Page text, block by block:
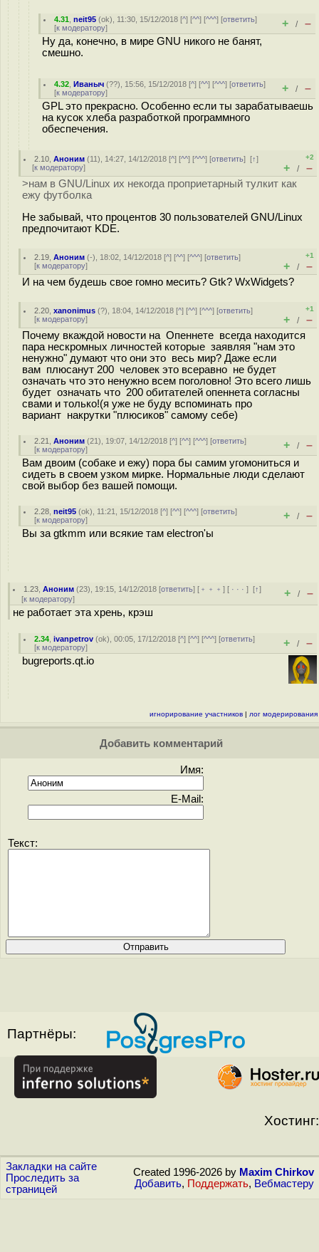
4.31 ,neit95 (ok), 11:30, 15/12/2018 [^] [^^] [^^^] [ответить]
[к модератору] + / –
Ну да, конечно, в мире GNU никого не банят,
смешно.
4.32 ,Иваныч (??), 15:56, 15/12/2018 [^] [^^] [^^^] [ответить]
[к модератору] + / –
GPL это прекрасно. Особенно если ты зарабатываешь
на кусок хлеба разработкой программного
обеспечения.
2.10 ,Аноним (11), 14:27, 14/12/2018 [^] [^^] [^^^] [ответить][↑]
[к модератору]
+2
+ / –
>нам в GNU/Linux их некогда проприетарный тулкит как
ежу футболка
Не забывай, что процентов 30 пользователей GNU/Linux
предпочитают KDE.
2.19 ,Аноним (-), 18:02, 14/12/2018 [^] [^^] [^^^] [ответить]
[к модератору]
+1
+ / –
И на чем будешь свое гомно месить? Gtk? WxWidgets?
2.20 ,xanonimus (?), 18:04, 14/12/2018 [^] [^^] [^^^] [ответить]
[к модератору]
+1
+ / –
Почему вкаждой новости на Опеннете всегда находится
пара нескромных личностей которые заявляя "нам это
ненужно" думают что они это весь мир? Даже если
вам плюсанут 200 человек это всеравно не будет
означать что это ненужно всем поголовно! Это всего лишь
будет означать что 200 обитателей опеннета согласны
свами и только!(я уже не буду вспоминать про
вариант накрутки "плюсиков" самому себе)
2.21 ,Аноним (21), 19:07, 14/12/2018 [^] [^^] [^^^] [ответить]
[к модератору] + / –
Вам двоим (собаке и ежу) пора бы самим угомониться и
сидеть в своем узком мирке. Нормальные люди сделают
свой выбор без вашей помощи.
2.28 ,neit95 (ok), 11:21, 15/12/2018 [^] [^^] [^^^] [ответить]
[к модератору] + / –
Вы за gtkmm или всякие там electron'ы
1.23 ,Аноним (23), 19:15, 14/12/2018 [ответить] [ ﹢﹢﹢] [ · · ·][↑]
[к модератору] + / –
не работает эта хрень, крэш
2.34 ,ivanpetrov (ok), 00:05, 17/12/2018 [^] [^^] [^^^] [ответить]
[к модератору] + / –
bugreports.qt.io
игнорирование участников | лог модерирования
Добавить комментарий
Имя:
E-Mail:
Текст:
Партнёры:
Хостинг:
Закладки на сайте
Проследить за
страницей
Created 1996-2026 by Maxim Chirkov
Добавить, Поддержать, Вебмастеру